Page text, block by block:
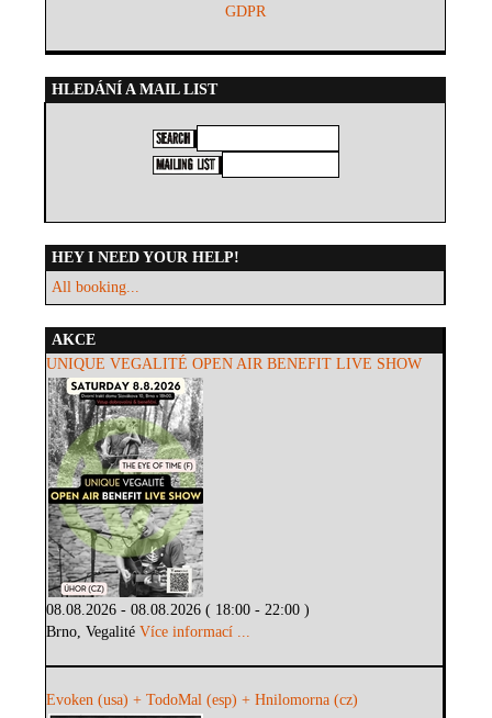
GDPR
HLEDÁNÍ A MAIL LIST
HEY I NEED YOUR HELP!
All booking...
AKCE
UNIQUE VEGALITÉ OPEN AIR BENEFIT LIVE SHOW
08.08.2026 - 08.08.2026 ( 18:00 - 22:00 )
Brno, VegalitéVíce informací ...
Evoken (usa) + TodoMal (esp) + Hnilomorna (cz)